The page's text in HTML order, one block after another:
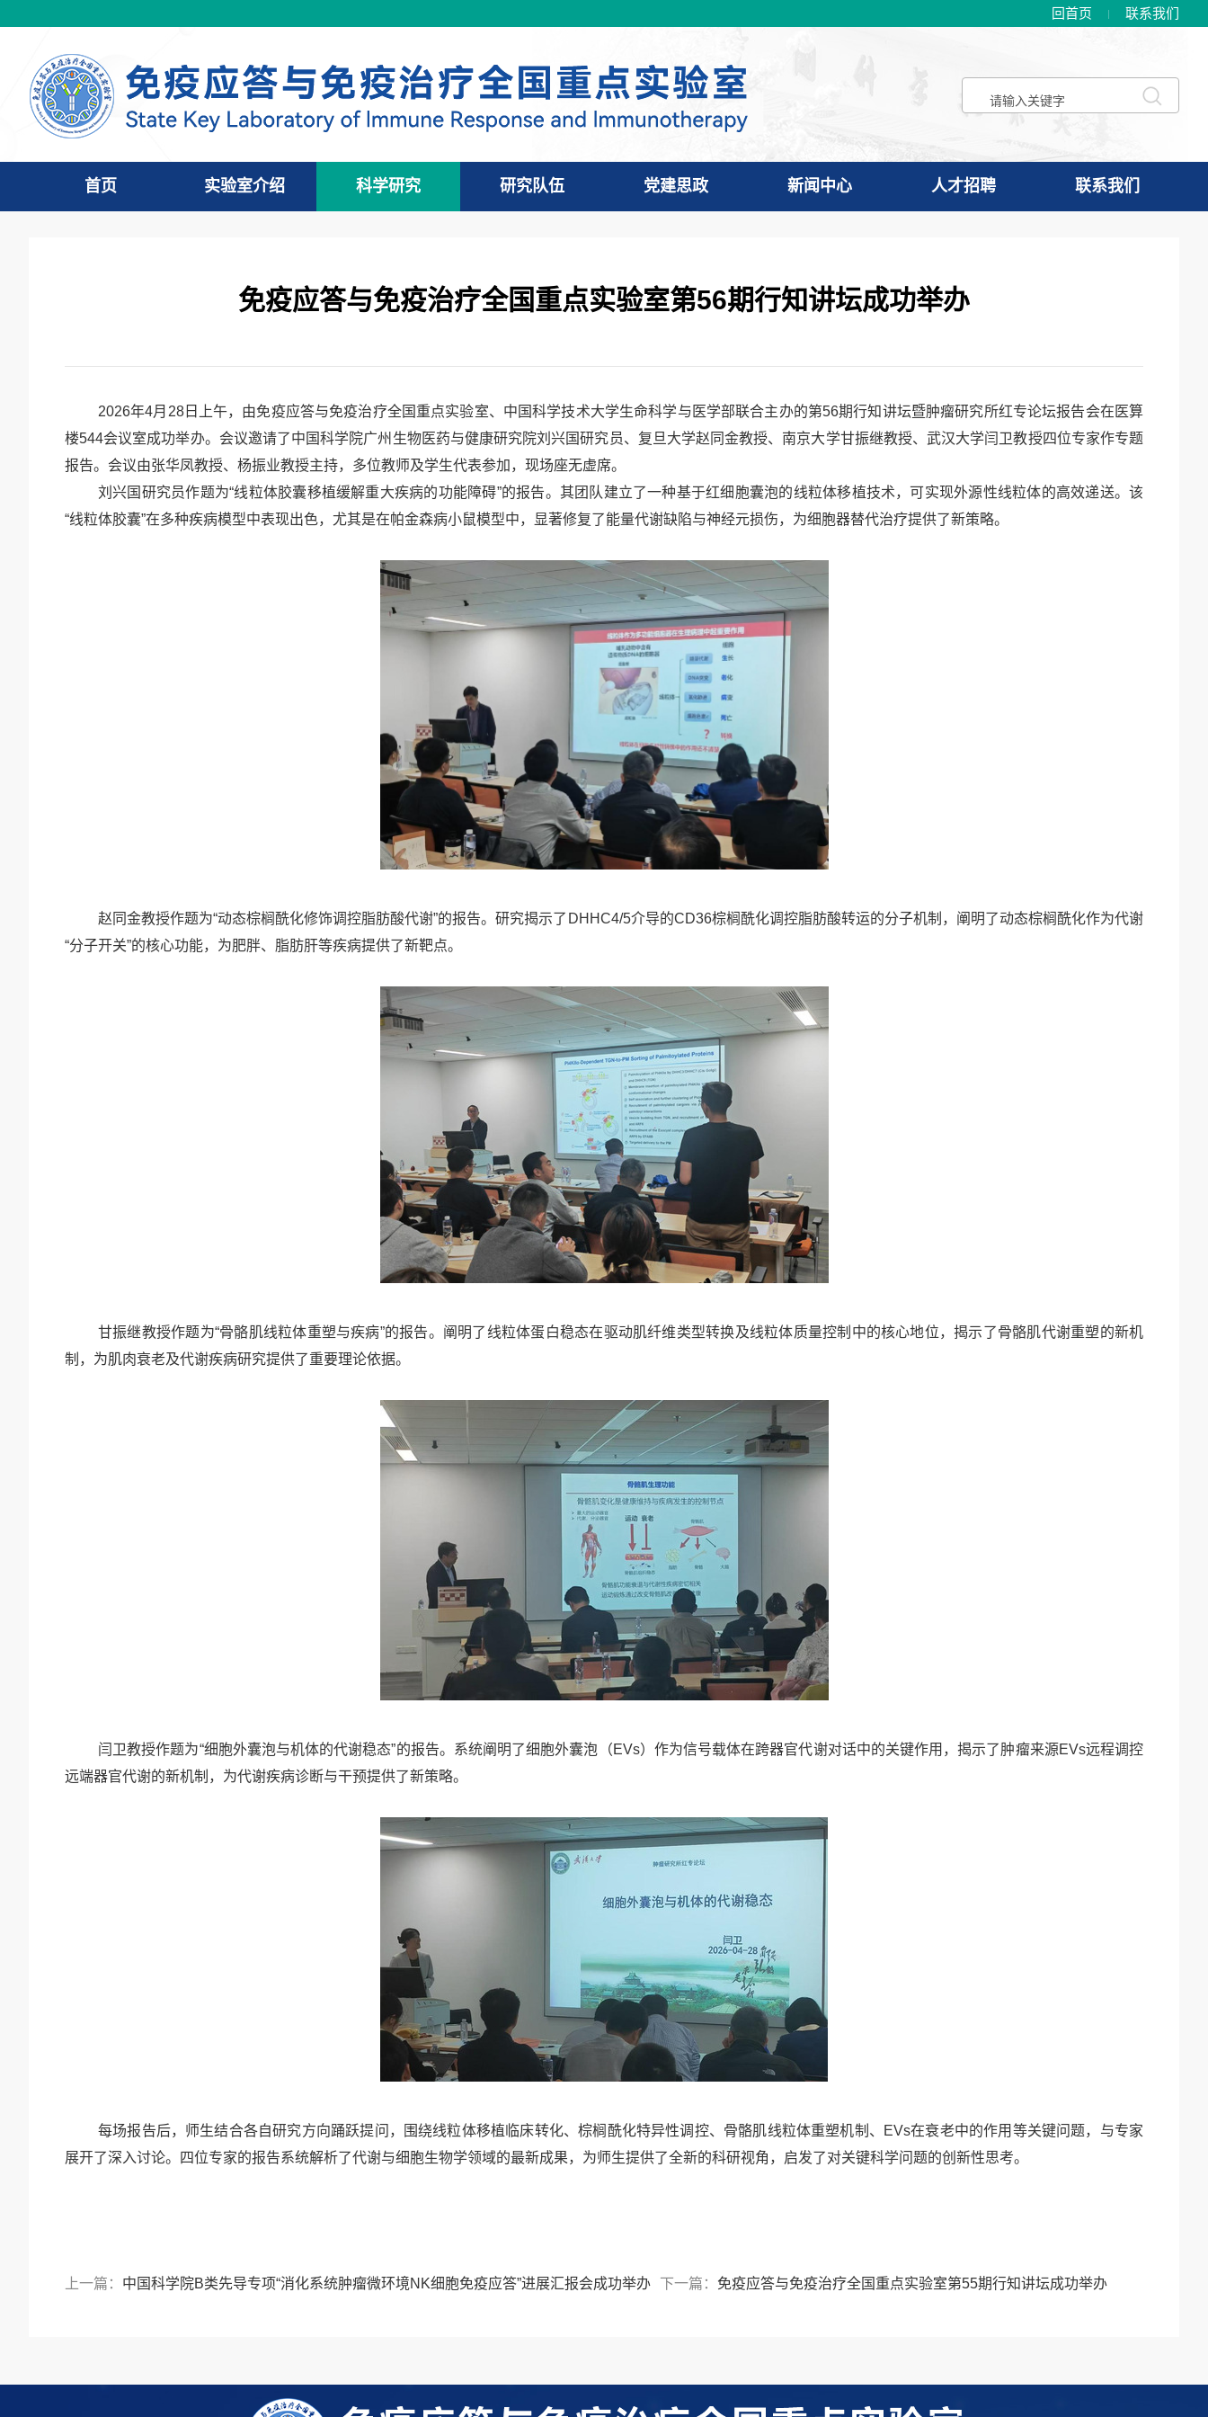
回首页 联系我们
首页 实验室介绍 科学研究 研究队伍 党建思政 新闻中心 人才招聘 联系我们
免疫应答与免疫治疗全国重点实验室第56期行知讲坛成功举办
2026年4月28日上午，由免疫应答与免疫治疗全国重点实验室、 中国科学技术大学生命科学与医学部联合主办的第56期行知讲坛暨肿瘤研究所红专论坛报告会在医算
楼544会议室成功举办。会议邀请了中国科学院广州生物医药与健康研究院刘兴国研究员、复旦大学赵同金教授、南京大学甘振继教授、武汉大学闫卫教授四位专家作专题
报告。会议由张华凤教授、杨振业教授主持，多位教师及学生代表参加，现场座无虚席。
刘兴国研究员作题为“线粒体胶囊移植缓解重大疾病的功能障碍”的报告。其团队建立了一种基于红细胞囊泡的线粒体移植技术，可实现外源性线粒体的高效递送。该
“线粒体胶囊”在多种疾病模型中表现出色， 尤其是在帕金森病小鼠模型中，显著修复了能量代谢缺陷与神经元损伤，为细胞器替代治疗提供了新策略。
赵同金教授作题为“动态棕榈酰化修饰调控脂肪酸代谢”的报告。研究揭示了DHHC4/5介导的CD36棕榈酰化调控脂肪酸转运的分子机制，阐明了动态棕榈酰化作为代谢
“分子开关”的核心功能，为肥胖、脂肪肝等疾病提供了新靶点。
甘振继教授作题为“骨骼肌线粒体重塑与疾病”的报告。阐明了线粒体蛋白稳态在驱动肌纤维类型转换及线粒体质量控制中的核心地位，揭示了骨骼肌代谢重塑的新机
制，为肌肉衰老及代谢疾病研究提供了重要理论依据。
闫卫教授作题为“细胞外囊泡与机体的代谢稳态”的报告。系统阐明了细胞外囊泡（EVs）作为信号载体在跨器官代谢对话中的关键作用，揭示了肿瘤来源EVs远程调控
远端器官代谢的新机制，为代谢疾病诊断与干预提供了新策略。
每场报告后，师生结合各自研究方向踊跃提问，围绕线粒体移植临床转化、棕榈酰化特异性调控、骨骼肌线粒体重塑机制、
EVs在衰老中的作用等关键问题，与专家
展开了深入讨论。四位专家的报告系统解析了代谢与细胞生物学领域的最新成果，为师生提供了全新的科研视角，启发了对关键科学问题的创新性思考。
上一篇： 中国科学院B类先导专项“消化系统肿瘤微环境NK细胞免疫应答”进展汇报会成功举办 下一篇： 免疫应答与免疫治疗全国重点实验室第55期行知讲坛成功举办